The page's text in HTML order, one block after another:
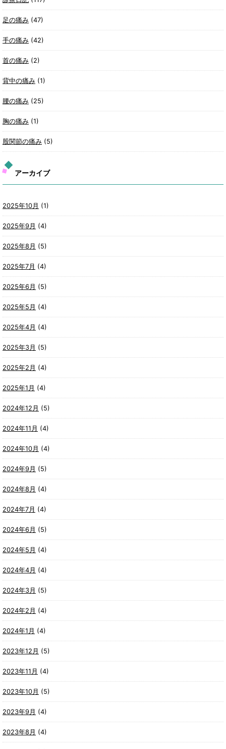
足の痛み (47)
手の痛み (42)
首の痛み (2)
背中の痛み (1)
腰の痛み (25)
胸の痛み (1)
股関節の痛み (5)
アーカイブ
2025年10月 (1)
2025年9月 (4)
2025年8月 (5)
2025年7月 (4)
2025年6月 (5)
2025年5月 (4)
2025年4月 (4)
2025年3月 (5)
2025年2月 (4)
2025年1月 (4)
2024年12月 (5)
2024年11月 (4)
2024年10月 (4)
2024年9月 (5)
2024年8月 (4)
2024年7月 (4)
2024年6月 (5)
2024年5月 (4)
2024年4月 (4)
2024年3月 (5)
2024年2月 (4)
2024年1月 (4)
2023年12月 (5)
2023年11月 (4)
2023年10月 (5)
2023年9月 (4)
2023年8月 (4)